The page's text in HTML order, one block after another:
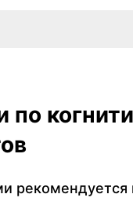
рекомендуется